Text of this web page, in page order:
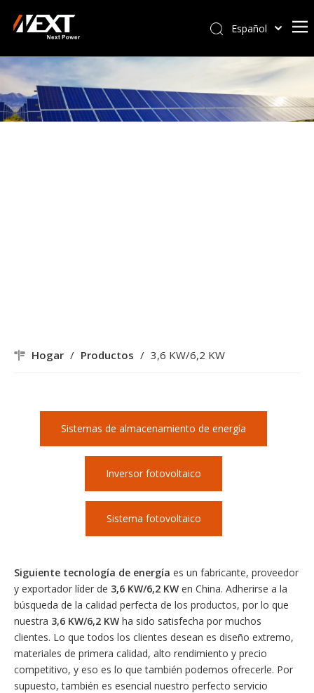
Español
Kiswahili
ไทย
Italiano
Hogar / Productos / 3,6 KW/6,2 KW
Sistemas de almacenamiento de energía
Inversor fotovoltaico
Sistema fotovoltaico
Siguiente tecnología de energía es un fabricante, proveedor
y exportador líder de 3,6 KW/6,2 KW en China. Adherirse a la
búsqueda de la calidad perfecta de los productos, por lo que
nuestra 3,6 KW/6,2 KW ha sido satisfecha por muchos
clientes. Lo que todos los clientes desean es diseño extremo,
materiales de primera calidad, alto rendimiento y precio
competitivo, y eso es lo que también podemos ofrecerle. Por
supuesto, también es esencial nuestro perfecto servicio